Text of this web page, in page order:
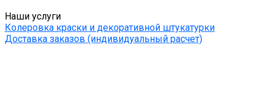
Наши услуги
Колеровка краски и декоративной штукатурки
Доставка заказов (индивидуальный расчет)